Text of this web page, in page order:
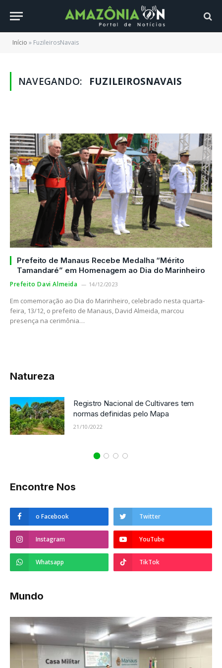
Início » FuzileirosNavais
NAVEGANDO: FUZILEIROSNAVAIS
Prefeito de Manaus Recebe Medalha “Mérito
Tamandaré” em Homenagem ao Dia do Marinheiro
Prefeito Davi Almeida 14/12/2023
Em comemoração ao Dia do Marinheiro, celebrado nesta quarta-
feira, 13/12, o prefeito de Manaus, David Almeida, marcou
presença na cerimônia…
Natureza
tem
Nova oferta pblica de
de seringueira para o
Encontre Nos
o Facebook Twitter
Instagram YouTube
Whatsapp TikTok
Mundo